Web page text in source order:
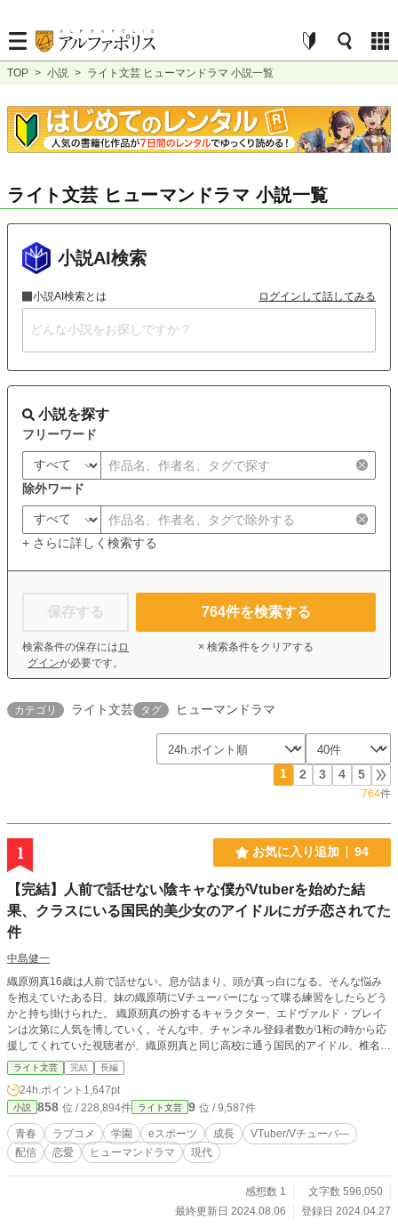
TOP > 小説 > ライト文芸 ヒューマンドラマ 小説一覧
ライト文芸 ヒューマンドラマ 小説一覧
小説AI検索
小説AI検索とは ログインして話してみる
小説を探す
フリーワード
除外ワード
+ さらに詳しく検索する
保存する
検索条件の保存には ロ
グインが必要です。
764件を検索する
× 検索条件をクリアする
カテゴリ ライト文芸 タグ ヒューマンドラマ
1 2 3 4 5
764件
1 お気に入り追加 94
【完結】人前で話せない陰キャな僕がVtuberを始めた結
果、クラスにいる国民的美少女のアイドルにガチ恋されてた
件
中島健一
織原朔真16歳は人前で話せない。息が詰まり、頭が真っ白になる。そんな悩み
を抱えていたある日、妹の織原萌にVチューバーになって喋る練習をしたらどう
かと持ち掛けられた。 織原朔真の扮するキャラクター、エドヴァルド・ブレイ
ンは次第に人気を博していく。そんな中、チャンネル登録者数が1桁の時から応
援してくれていた視聴者が、織原朔真と同じ高校に通う国民的アイドル、椎名町
45に属する音咲華多莉だったことに気が付く。 彼女に自分がエドヴァルドだと
バレたら落胆させてしまうかもしれない。彼女には勿論、学校の生徒達や視聴者
達に自分の正体がバレないよう、Vチューバー活動をするのだが、織原朔真は自
分の中に異変を感じる。 ネットの中だけの人格であるエドヴァルドが現実世界
にも顔を覗かせ始めたのだ。 学校とアルバイトだけの生活から一変、視聴者や
同じVチューバー達との交流、eスポーツを経て変わっていく自分の心情や価値
観。 これは織原朔真や彼に関わる者達が成長していく物語である。 カクヨム、
ライト文芸 完結 長編
24h.ポイント 1,647pt
小説 858 位 / 228,894件 ライト文芸 9 位 / 9,587件
青春 ラブコメ 学園 eスポーツ 成長
VTuber/Vチューバ―
配信
恋愛 ヒューマンドラマ 現代
感想数 1
文字数 596,050
最終更新日 2024.08.06
登録日 2024.04.27